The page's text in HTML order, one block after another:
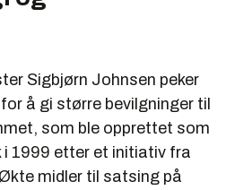
Sigbjørn Johnsen peker
å gi større bevilgninger til
som ble opprettet som
1999 etter et initiativ fra
midler til satsing på